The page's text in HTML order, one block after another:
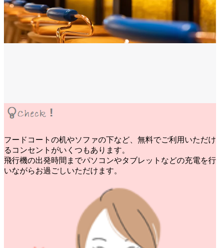
フードコートの机やソファの下など、無料でご利用いただけ
るコンセントがいくつもあります。
飛行機の出発時間までパソコンやタブレットなどの充電を行
いながらお過ごしいただけます。